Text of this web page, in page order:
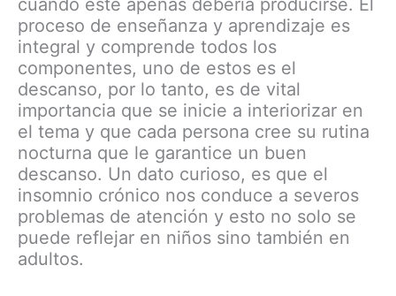
proceso de enseñanza y aprendizaje es
integral y comprende todos los
componentes, uno de estos es el
descanso, por lo tanto, es de vital
importancia que se inicie a interiorizar en
el tema y que cada persona cree su rutina
nocturna que le garantice un buen
descanso. Un dato curioso, es que el
insomnio crónico nos conduce a severos
problemas de atención y esto no solo se
puede reflejar en niños sino también en
adultos.